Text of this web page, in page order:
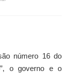
número 16 do
o governo e o